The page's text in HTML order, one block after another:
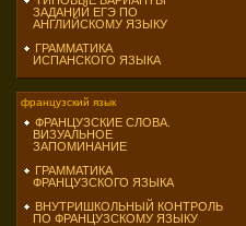
ЗАДАНИЙ ЕГЭ ПО
АНГЛИЙСКОМУ ЯЗЫКУ
ГРАММАТИКА
ИСПАНСКОГО ЯЗЫКА
французский язык
ФРАНЦУЗСКИЕ СЛОВА.
ВИЗУАЛЬНОЕ
ЗАПОМИНАНИЕ
ГРАММАТИКА
ФРАНЦУЗСКОГО ЯЗЫКА
ВНУТРИШКОЛЬНЫЙ КОНТРОЛЬ
ПО ФРАНЦУЗСКОМУ ЯЗЫКУ